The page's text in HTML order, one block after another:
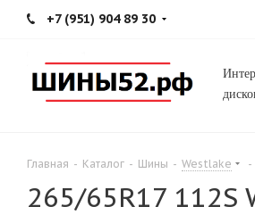
+7 (951) 904 89 30
Главная - Каталог - Шины - Westlake -
265/65R17 112S